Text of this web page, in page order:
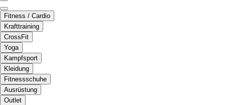
Fitness / Cardio
Krafttraining
CrossFit
Yoga
Kampfsport
Kleidung
Fitnessschuhe
Ausrüstung
Outlet